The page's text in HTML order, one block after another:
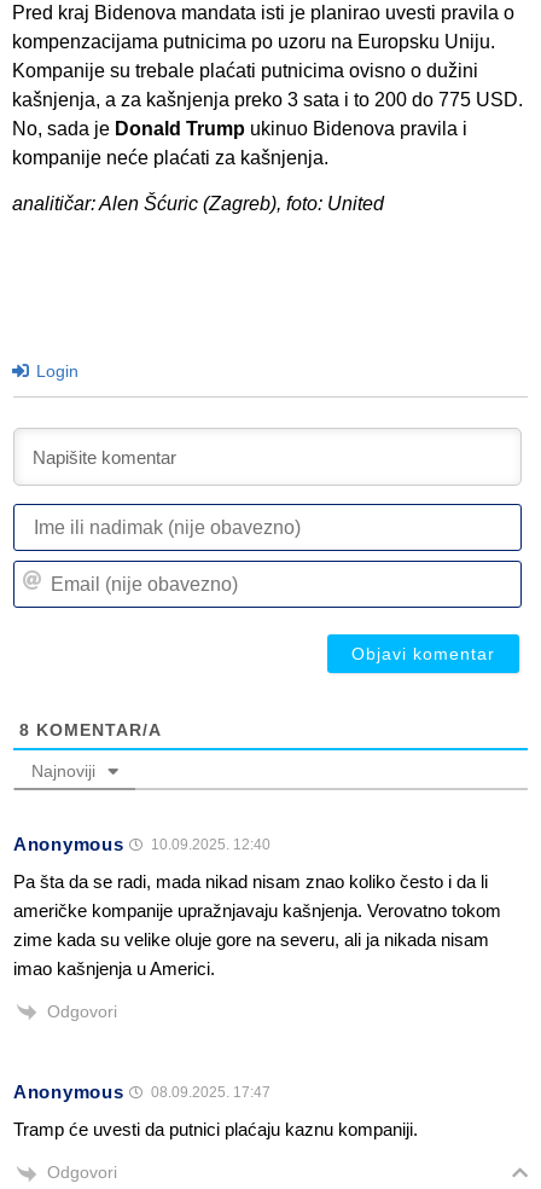
Pred kraj Bidenova mandata isti je planirao uvesti pravila o
kompenzacijama putnicima po uzoru na Europsku Uniju.
Kompanije su trebale plaćati putnicima ovisno o dužini
kašnjenja, a za kašnjenja preko 3 sata i to 200 do 775 USD.
No, sada je Donald Trump ukinuo Bidenova pravila i
kompanije neće plaćati za kašnjenja.
analitičar: Alen Šćuric (Zagreb), foto: United
Login
8 KOMENTAR/A
Najnoviji
Anonymous 10.09.2025. 12:40
Pa šta da se radi, mada nikad nisam znao koliko često i da li
američke kompanije upražnjavaju kašnjenja. Verovatno tokom
zime kada su velike oluje gore na severu, ali ja nikada nisam
imao kašnjenja u Americi.
Odgovori
Anonymous 08.09.2025. 17:47
Tramp će uvesti da putnici plaćaju kaznu kompaniji.
Odgovori